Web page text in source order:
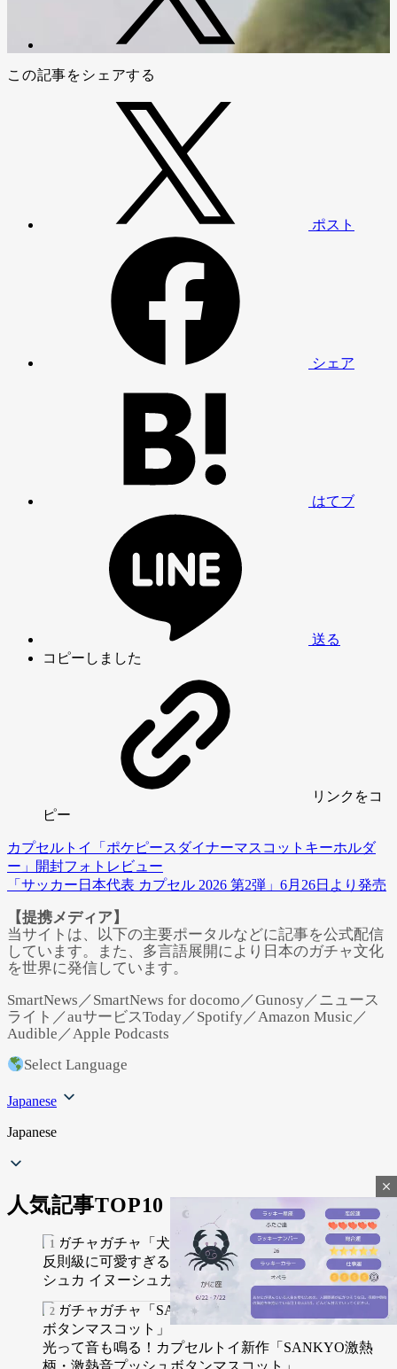
close
この記事をシェアする
ポスト
シェア
はてブ
送る
コピーしました
リンク をコ
ピー
カプセルトイ「ポケピースダイナーマスコットキーホルダ
ー」開封フォトレビュー
「サッカー日本代表 カプセル 2026 第2弾」6月26日より発売
【提携メディア】
当サイトは、以下の主要ポータルなどに記事を公式配信
しています。また、多言語展開により日本のガチャ文化
を世界に発信しています。
SmartNews／SmartNews for docomo／Gunosy／ニュース
ライト／auサービスToday／Spotify／Amazon Music／
Audible／Apple Podcasts
Select Language
Japanese
Japanese
人気記事TOP10
反則級に可愛すぎる！新作カプセルトイ「犬のバブー
シュカ イヌーシュカ」
光って音も鳴る！カプセルトイ新作「SANKYO激熱
柄・激熱音プッシュボタンマスコット」